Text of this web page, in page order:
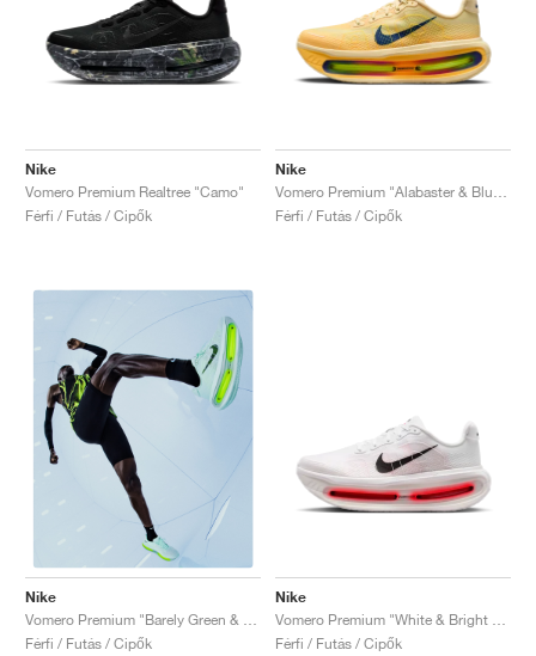
Nike
Vomero Premium Realtree "Camo"
Férfi / Futás / Cipők
Nike
Férfi / Futás / Cipők
Nike
Vomero Premium "Barely Green & Barely Volt"
Férfi / Futás / Cipők
Nike
Férfi / Futás / Cipők